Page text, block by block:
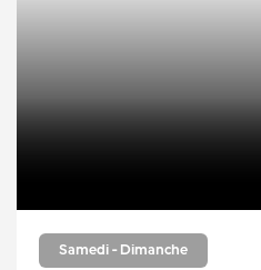
Samedi - Dimanche